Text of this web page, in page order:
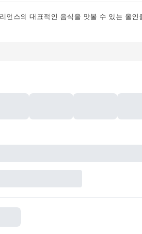
언스의 대표적인 음식을 맛볼 수 있는 올